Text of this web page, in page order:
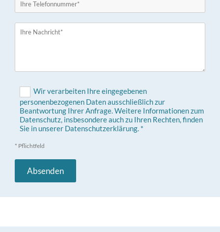
Wir verarbeiten Ihre eingegebenen
personenbezogenen Daten ausschließlich zur
Beantwortung Ihrer Anfrage. Weitere Informationen zum
Datenschutz, insbesondere auch zu Ihren Rechten, finden
Sie in unserer Datenschutzerklärung. *
* Pflichtfeld